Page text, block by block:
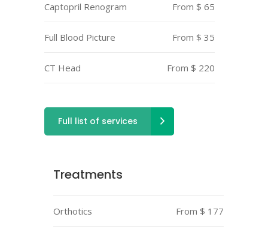
Captopril Renogram From $ 65
Full Blood Picture From $ 35
CT Head From $ 220
Full list of services
Treatments
Orthotics From $ 177